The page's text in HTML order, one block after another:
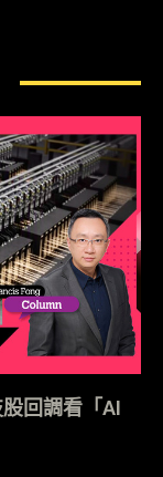
回調看「AI